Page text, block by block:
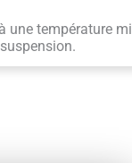
une température